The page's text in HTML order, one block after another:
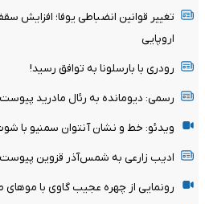
تغییر قوانین انضباطی یوفا؛ افزایش
اروپایی
رودری با بارسلونا به توافق رسید!
رسمی: دیومانده به رئال مادرید پیوست
ویدئو: خط و نشان آنتوان سمنیو با
ادیب زارعی به شمس‌آذر قزوین پیوست
رونمایی از چهره عجیب گاوی با